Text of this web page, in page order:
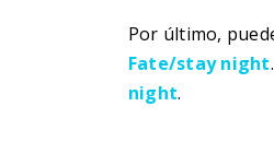
Por último,
Fate/stay night
night.